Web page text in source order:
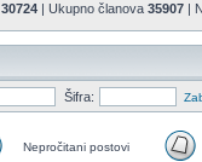
30724 | Ukupno članova 35907 |
Šifra:
Nepročitani postovi